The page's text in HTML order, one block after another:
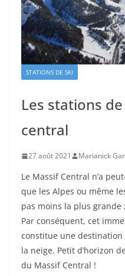
STATIONS DE SKI
Les stations
central
27 août 2021 Marianick
Le Massif Central n’a
que les Alpes ou même
pas moins la plus grande
Par conséquent, cet
constitue une destination
la neige. Petit d’horizon
du Massif Central !